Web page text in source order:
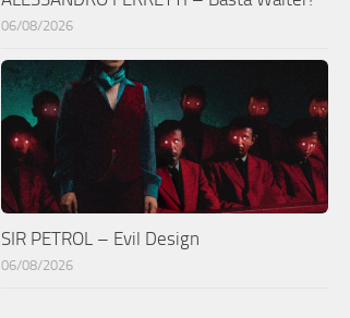
06/08/2026
SIR PETROL – Evil Design
06/08/2026